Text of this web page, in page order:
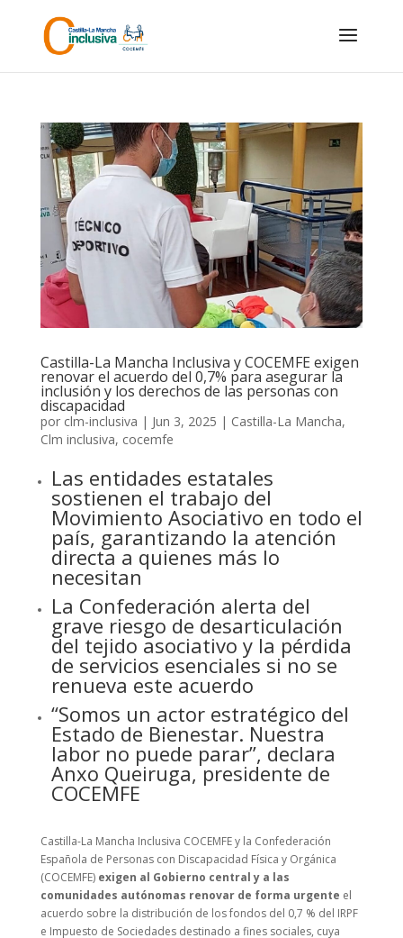
Castilla-La Mancha Inclusiva y COCEMFE exigen
renovar el acuerdo del 0,7% para asegurar la
inclusión y los derechos de las personas con
discapacidad
por clm-inclusiva | Jun 3, 2025 | Castilla-La Mancha,
Clm inclusiva, cocemfe
Las entidades estatales
sostienen el trabajo del
Movimiento Asociativo en todo el
país, garantizando la atención
directa a quienes más lo
necesitan
La Confederación alerta del
grave riesgo de desarticulación
del tejido asociativo y la pérdida
de servicios esenciales si no se
renueva este acuerdo
“Somos un actor estratégico del
Estado de Bienestar. Nuestra
labor no puede parar”, declara
Anxo Queiruga, presidente de
COCEMFE
Castilla-La Mancha Inclusiva COCEMFE y la Confederación
Española de Personas con Discapacidad Física y Orgánica
(COCEMFE) exigen al Gobierno central y a las
comunidades autónomas renovar de forma urgente el
acuerdo sobre la distribución de los fondos del 0,7 % del IRPF
e Impuesto de Sociedades destinado a fines sociales, cuya